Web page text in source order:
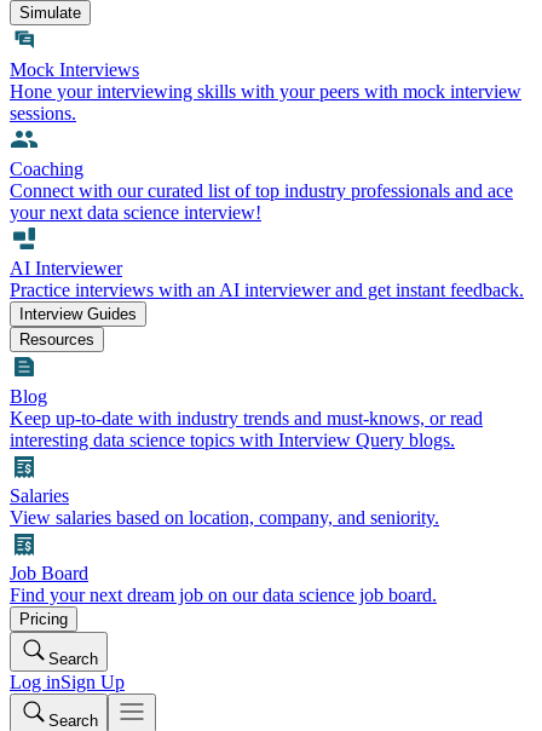
Simulate
Mock Interviews
Hone your interviewing skills with your peers with mock interview
sessions.
Coaching
Connect with our curated list of top industry professionals and ace
your next data science interview!
AI Interviewer
Practice interviews with an AI interviewer and get instant feedback.
Interview Guides
Resources
Blog
Keep up-to-date with industry trends and must-knows, or read
interesting data science topics with Interview Query blogs.
Salaries
View salaries based on location, company, and seniority.
Job Board
Find your next dream job on our data science job board.
Pricing
Search
Log inSign Up
Search